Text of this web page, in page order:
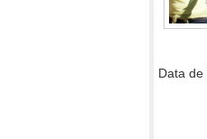
Data